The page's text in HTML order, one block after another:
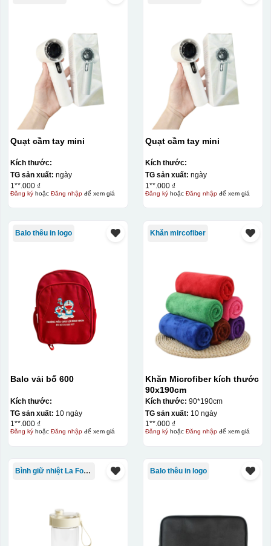
Quạt cầm tay mini
Kích thước:
TG sản xuất: ngày
1**.000 ₫
Đăng kýhoặc Đăng nhậpđể xem giá
Quạt cầm tay mini
Kích thước:
TG sản xuất: ngày
1**.000 ₫
Đăng kýhoặc Đăng nhậpđể xem giá
Balo thêu in logo
Balo vải bố 600
Kích thước:
TG sản xuất: 10 ngày
1**.000 ₫
Đăng kýhoặc Đăng nhậpđể xem giá
Khăn mircofiber
Khăn Microfiber kích thước
90x190cm
Kích thước: 90*190cm
TG sản xuất: 10 ngày
1**.000 ₫
Đăng kýhoặc Đăng nhậpđể xem giá
Bình giữ nhiệt La Fonte Balo thêu in logo